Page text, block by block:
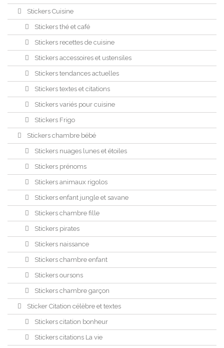
Stickers Cuisine
Stickers thé et café
Stickers recettes de cuisine
Stickers accessoires et ustensiles
Stickers tendances actuelles
Stickers textes et citations
Stickers variés pour cuisine
Stickers Frigo
Stickers chambre bébé
Stickers nuages lunes et étoiles
Stickers prénoms
Stickers animaux rigolos
Stickers enfant jungle et savane
Stickers chambre fille
Stickers pirates
Stickers naissance
Stickers chambre enfant
Stickers oursons
Stickers chambre garçon
Sticker Citation célèbre et textes
Stickers citation bonheur
Stickers citations La vie